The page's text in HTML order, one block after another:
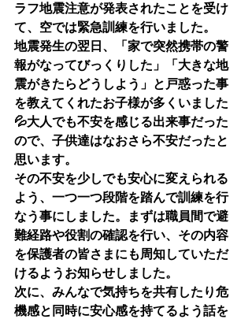
ラフ地震注意が発表されたことを受け
て、空では緊急訓練を行いました。
地震発生の翌日、「家で突然携帯の警
報がなってびっくりした」「大きな地
震がきたらどうしよう」と戸惑った事
を教えてくれたお子様が多くいました
💦大人でも不安を感じる出来事だった
ので、子供達はなおさら不安だったと
思います。
その不安を少しでも安心に変えられる
よう、一つ一つ段階を踏んで訓練を行
なう事にしました。まずは職員間で避
難経路や役割の確認を行い、その内容
を保護者の皆さまにも周知していただ
けるようお知らせしました。
次に、みんなで気持ちを共有したり危
機感と同時に安心感を持てるよう話を